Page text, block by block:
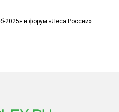
2025» и форум «Леса России»